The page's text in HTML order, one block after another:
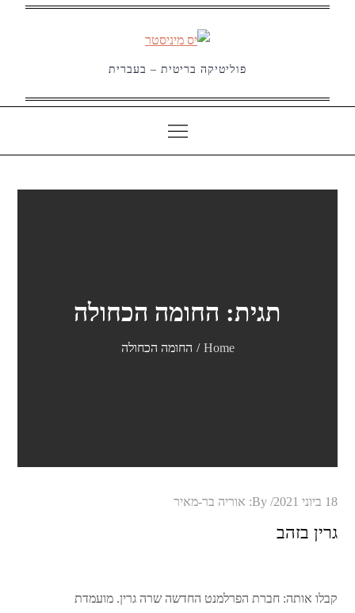
פוליטיקה בריטית – בעברית
תגית: החומה הכחולה
Home החומה הכחולה
Posted
18 ביוני 2021 By: אוריה בר-מאיר
גרין בזהב
קבלו אותה: חברת הפרלמנט החדשה שרה גרין. מועמדת